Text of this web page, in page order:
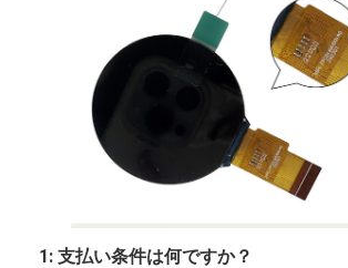
TF TFT LCD ディスプレイ
RF TFT LCD ディスプレイ
産業LCDのモニター
1: 支払い条件は何ですか？